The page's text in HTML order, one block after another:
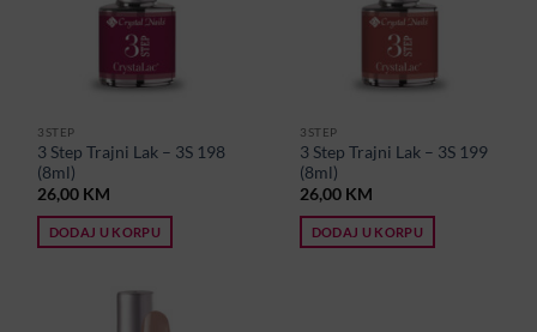
3STEP
3 Step Trajni Lak – 3S 198
(8ml)
26,00 KM
DODAJ U KORPU
3STEP
3 Step Trajni Lak – 3S 199
(8ml)
26,00 KM
DODAJ U KORPU